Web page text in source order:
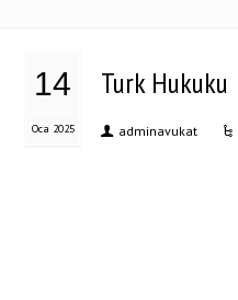
14
Oca 2025
Turk Hukuku
adminavukat